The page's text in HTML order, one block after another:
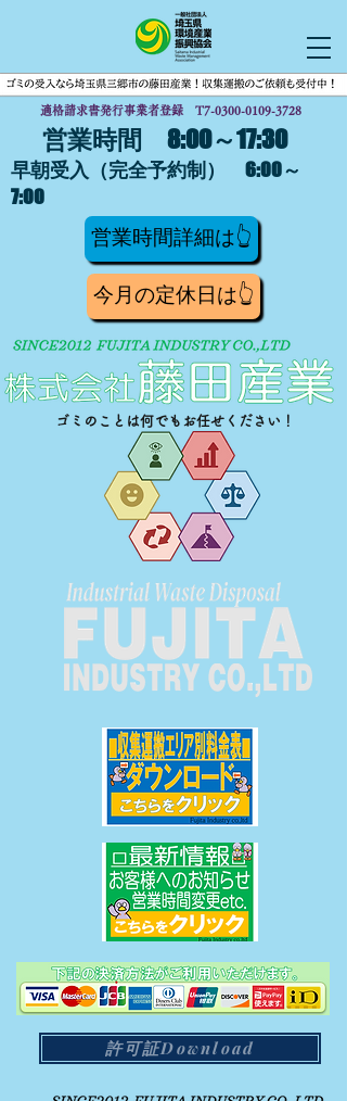
ゴミのことは何でもお任せください！
適格請求書発行事業者登録 T7-0300-0109-3728
営業時間 8:00～17:30
早朝受入（完全予約制） 6:00～
7:00
営業時間詳細は👆
今月の定休日は👆
許可証Download